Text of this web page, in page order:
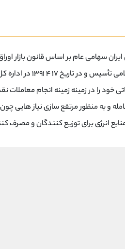
مجلس شورای
خود را در زمینه زمینه انجام معاملات
و به منظور مرتفع سازی نیاز هایی
برای توزیع کنندگان و مصرف کنندگان از ۱۹ اسفند همان